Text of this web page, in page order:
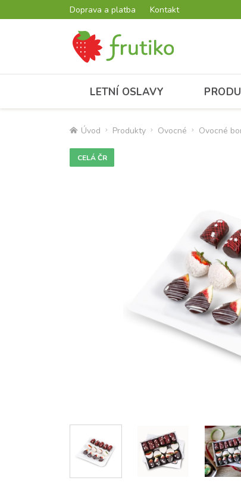
Doprava a platba Kontakt
LETNÍ OSLAVY
Úvod Produkty Ovocné Ovocné
CELÁ ČR